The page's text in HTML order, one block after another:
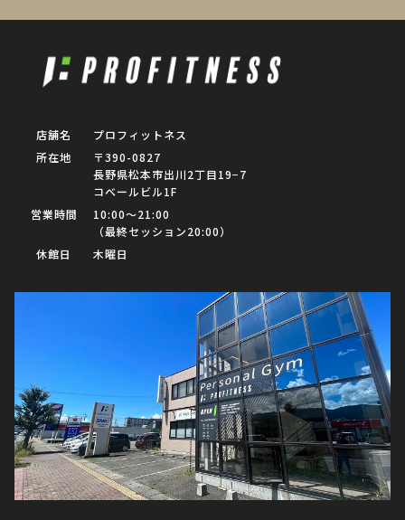
店舗名
プロフィットネス
所在地
〒390-0827
長野県松本市出川2丁目19−7
コベールビル1F
営業時間
10:00〜21:00
（最終セッション20:00）
休館日
木曜日